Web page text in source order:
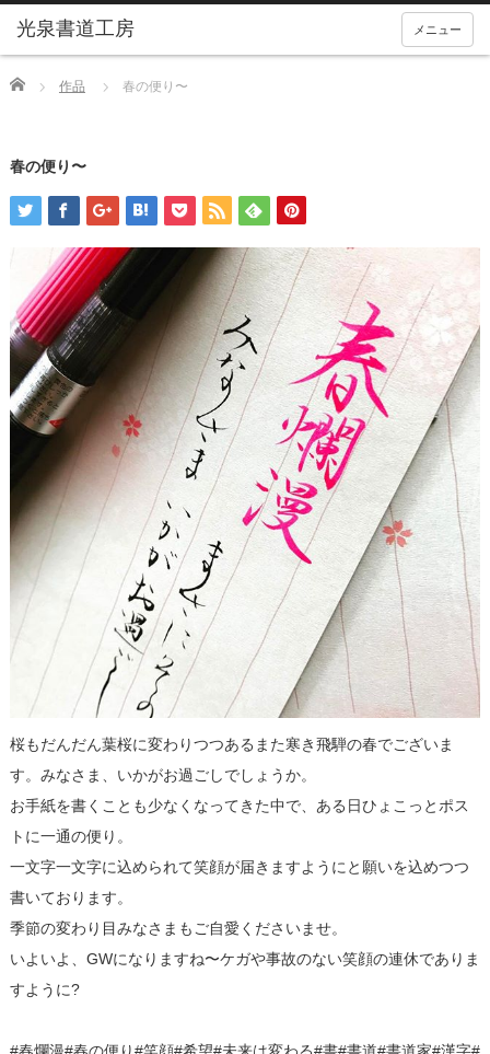
メニュー
Home 作品 春の便り〜
春の便り〜
桜もだんだん葉桜に変わりつつあるまた寒き飛騨の春でございま
す。みなさま、いかがお過ごしでしょうか。
お手紙を書くことも少なくなってきた中で、ある日ひょこっとポス
トに一通の便り。
一文字一文字に込められて笑顔が届きますようにと願いを込めつつ
書いております。
季節の変わり目みなさまもご自愛くださいませ。
いよいよ、GWになりますね〜ケガや事故のない笑顔の連休でありま
すように?